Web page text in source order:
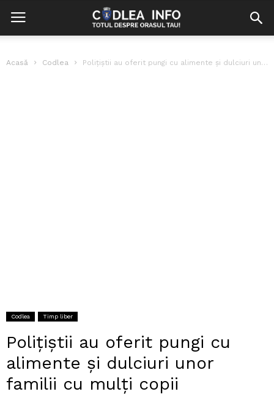
Acasă Codlea Polițiștii au oferit pungi cu alimente și dulciuri unor familii cu mulți...
Codlea Timp liber
Polițiștii au oferit pungi cu
alimente și dulciuri unor
familii cu mulți copii